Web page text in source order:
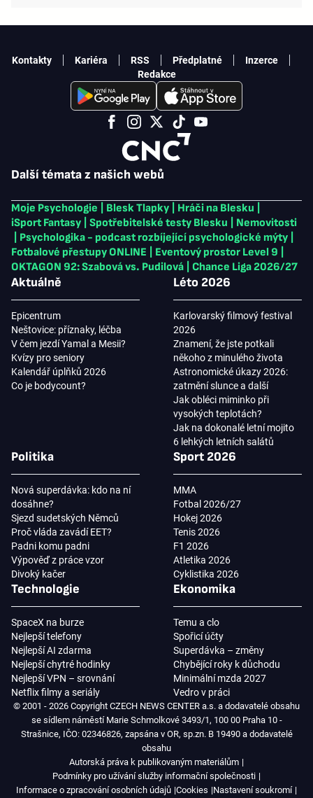
Další témata z našich webů
Moje Psychologie Blesk Tlapky Hráči na Blesku
iSport Fantasy
Spotřebitelské testy Blesku
Nemovitosti
Psychologika - podcast rozbíjející psychologické mýty
Fotbalové přestupy ONLINE
Eventový prostor Level 9
OKTAGON 92: Szabová vs. Pudilová
Chance Liga 2026/27
Aktuálně
Epicentrum
Neštovice: příznaky, léčba
V čem jezdí Yamal a Mesii?
Kvízy pro seniory
Kalendář úplňků 2026
Co je bodycount?
Léto 2026
Karlovarský filmový festival
2026
Znamení, že jste potkali
někoho z minulého života
Astronomické úkazy 2026:
zatmění slunce a další
Jak obléci miminko při
vysokých teplotách?
Jak na dokonalé letní mojito
6 lehkých letních salátů
Politika
Nová superdávka: kdo na ní
dosáhne?
Sjezd sudetských Němců
Proč vláda zavádí EET?
Padni komu padni
Výpověď z práce vzor
Divoký kačer
Sport 2026
MMA
Fotbal 2026/27
Hokej 2026
Tenis 2026
F1 2026
Atletika 2026
Cyklistika 2026
Technologie
SpaceX na burze
Nejlepší telefony
Nejlepší AI zdarma
Nejlepší chytré hodinky
Nejlepší VPN – srovnání
Netflix filmy a seriály
Ekonomika
Temu a clo
Spořicí účty
Superdávka – změny
Chybějící roky k důchodu
Minimální mzda 2027
Vedro v práci
Kontakty Kariéra RSS Předplatné
Inzerce
Redakce
© 2001 - 2026 Copyright CZECH NEWS CENTER a.s. a dodavatelé obsahu
se sídlem náměstí Marie Schmolkové 3493/1, 100 00 Praha 10 -
Strašnice, IČO: 02346826, zapsána v OR, sp.zn. B 19490 a dodavatelé
obsahu
Autorská práva k publikovaným materiálům
Podmínky pro užívání služby informační společnosti
Informace o zpracování osobních údajů Cookies Nastavení soukromí